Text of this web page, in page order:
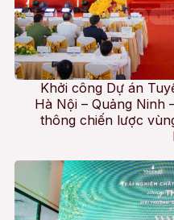
Khởi công Dự án
Hà Nội – Quảng Ninh
thông chiến lược